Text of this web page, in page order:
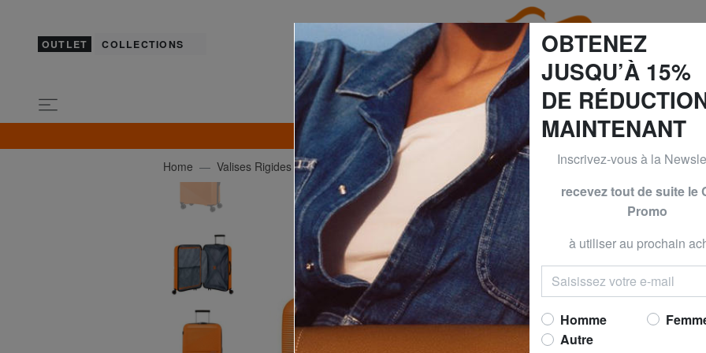
OUTLET COLLECTIONS
GUESS & PIQUADRO -30% | -40% | -50% JUSQU’AU 9 AOÛT*
Home Valises Rigides AMERICAN TOURISTER
Chariot
taille moyenne,
Maintenant à
prix conseillé
OBTENEZ
JUSQU’À 15%
DE
MAINTENANT
Inscrivez-vous à la
recevez tout de suite le
Promo
à utiliser au prochain
Homme
Autre